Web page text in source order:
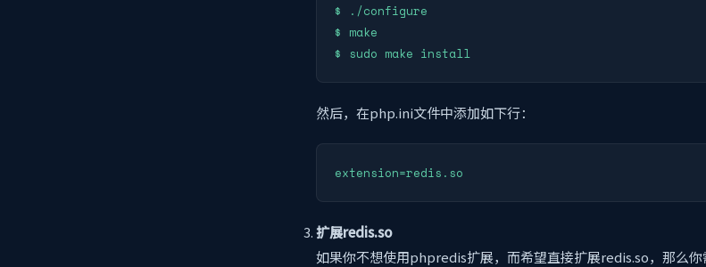
$ ./configure
$ make
然后，在php.ini文件中添加如下行：
扩展redis.so
如果你不想使用phpredis扩展，而希望直接扩展redis.so，那么